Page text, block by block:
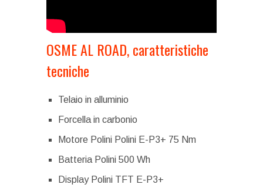
OSME AL ROAD, caratteristiche
tecniche
Telaio in alluminio
Forcella in carbonio
Motore Polini Polini E-P3+ 75 Nm
Batteria Polini 500 Wh
Display Polini TFT E-P3+